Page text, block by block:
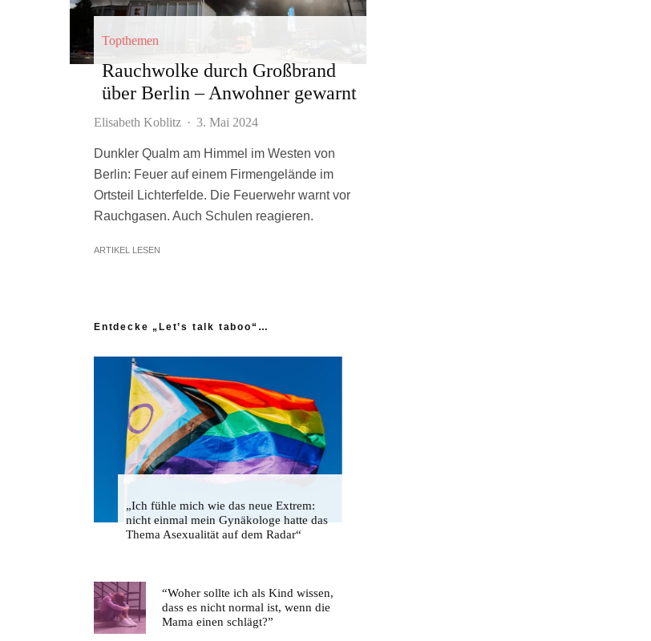
Topthemen
Rauchwolke durch Großbrand
über Berlin – Anwohner gewarnt
Elisabeth Koblitz · 3. Mai 2024
Dunkler Qualm am Himmel im Westen von
Berlin: Feuer auf einem Firmengelände im
Ortsteil Lichterfelde. Die Feuerwehr warnt vor
Rauchgasen. Auch Schulen reagieren.
ARTIKEL LESEN
Entdecke „Let’s talk taboo“…
„Ich fühle mich wie das neue Extrem:
nicht einmal mein Gynäkologe hatte das
Thema Asexualität auf dem Radar“
“Woher sollte ich als Kind wissen,
dass es nicht normal ist, wenn die
Mama einen schlägt?”